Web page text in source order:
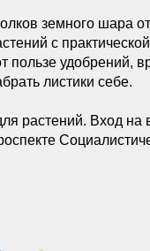
земного шара
с
удобрений,
листики себе.
растений. Вход